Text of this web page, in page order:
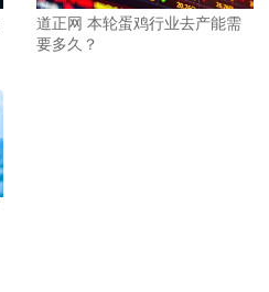
道正网 本轮蛋鸡行业去产能需
要多久？